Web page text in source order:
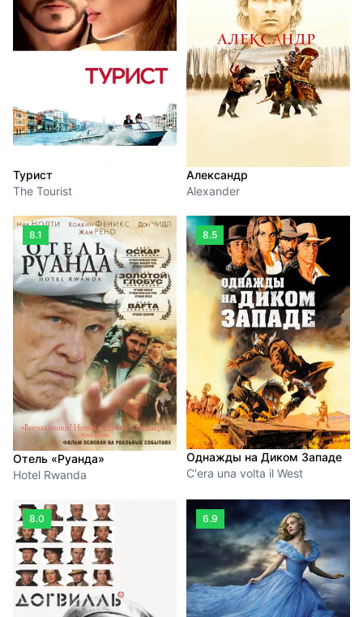
Турист
The Tourist
Александр
Alexander
8.1
Отель «Руанда»
Hotel Rwanda
8.5
Однажды на Диком Западе
C'era una volta il West
8.0 6.9